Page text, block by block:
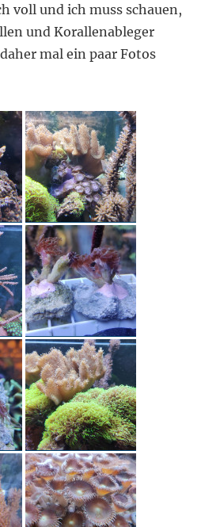
voll und ich muss schauen,
und Korallenableger
mal ein paar Fotos